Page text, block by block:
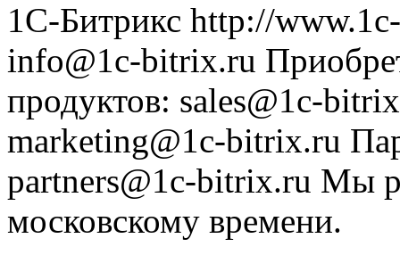
1С-Битрикс http://
info@1c-bitrix.ru
продуктов: sales@1c-
marketing@1c-bitrix.ru
partners@1c-bitrix.ru Мы
московскому времени.